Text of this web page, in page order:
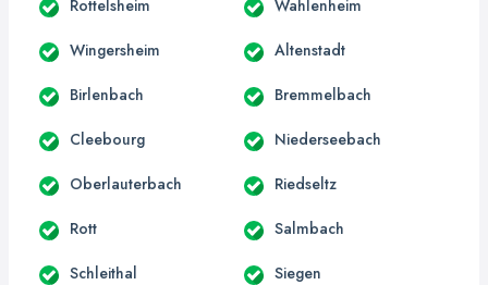
Rottelsheim Wahlenheim
Wingersheim Altenstadt
Birlenbach Bremmelbach
Cleebourg Niederseebach
Oberlauterbach Riedseltz
Rott Salmbach
Schleithal Siegen